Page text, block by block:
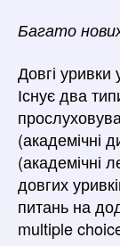
Багато
Довгі уривки
Існує два
(академічні
(академічні
довгих
питань на
multiple